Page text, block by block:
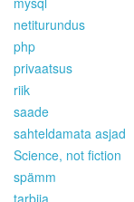
netiturundus
php
privaatsus
riik
saade
sahteldamata asjad
Science, not fiction
spämm
tarbija